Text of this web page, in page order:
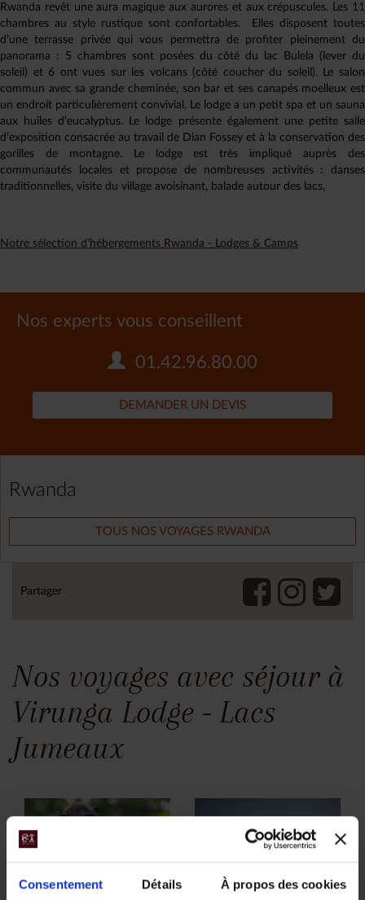
Consentement Détails À propos des cookies
Rwanda revêt une aura magique aux aurores et aux crépuscules. Les 11
chambres au style rustique sont confortables. Elles disposent toutes
d’une terrasse privée qui vous permettra de profiter pleinement du
panorama : 5 chambres sont posées du côté du lac Bulela (lever du
soleil) et 6 ont vues sur les volcans (côté coucher du soleil). Le salon
commun avec sa grande cheminée, son bar et ses canapés moelleux est
un endroit particulièrement convivial. Le lodge a un petit spa et un sauna
aux huiles d’eucalyptus. Le lodge présente également une petite salle
d’exposition consacrée au travail de Dian Fossey et à la conservation des
gorilles de montagne. Le lodge est très impliqué auprès des
communautés locales et propose de nombreuses activités : danses
traditionnelles, visite du village avoisinant, balade autour des lacs,
Notre sélection d'hébergements Rwanda - Lodges & Camps
Nos experts vous conseillent
01.42.96.80.00
DEMANDER UN DEVIS
Rwanda
TOUS NOS VOYAGES RWANDA
Partager
Nos voyages avec séjour à
Virunga Lodge - Lacs
Jumeaux